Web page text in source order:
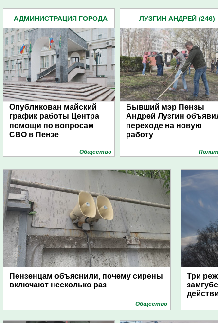
АДМИНИСТРАЦИЯ ГОРОДА
Опубликован майский
график работы Центра
помощи по вопросам
СВО в Пензе
Общество
ЛУЗГИН АНДРЕЙ (246)
Бывший мэр Пензы
Андрей Лузгин
переходе на новую
работу
Пензенцам объяснили, почему сирены
включают несколько раз
Общество
Три